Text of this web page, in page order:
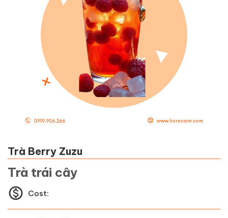
Trà Berry Zuzu
Trà trái cây
Cost: